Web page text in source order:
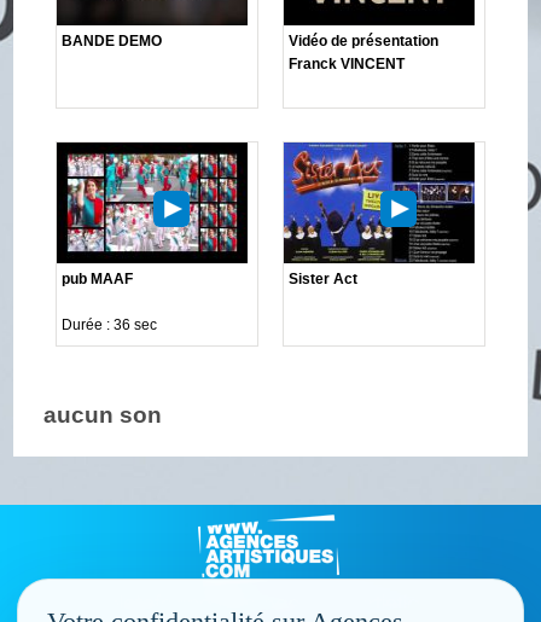
BANDE DEMO
Vidéo de présentation
Franck VINCENT
pub MAAF
Durée : 36 sec
Sister Act
aucun son